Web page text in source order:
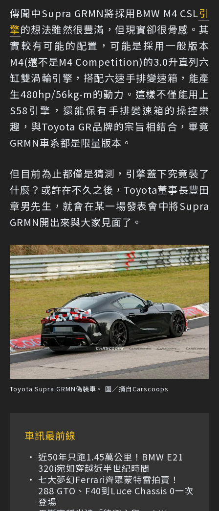
傳聞中Supra GRMN將採用BMW M4 CSL引
擎的想法雖然很豐滿，但現實卻很骨感。其
實較有可能的配置，可能是採用一般版本
M4(還不是M4 Competition)的3.0升直列六
缸雙渦輪引擎，搭配六速手排變速箱，能產
生480hp/56kg-m的動力。這樣不僅能用上
S58引擎，還能保有手排變速箱的操控樂
趣，與Toyota GR品牌的宗旨相結合，畢竟
GRMN車系都是限量版本。
但目前為止都僅是猜測，引擎蓋下究竟裝了
什麼？或許在不久之後，Toyota董事長豐田
章男先生，就會在某一場發表會中將Supra
GRMN開出來與大家見面了。
Toyota Supra GRMN偽裝車。 圖／摘自Carscoops
車訊最前線
近50年只跑1.45萬公里！BMW E21
320i宛如穿越近半世紀時間
七大夢幻Ferrari齊聚蒙特雷拍賣！
288 GTO、F40到Luce Chassis 0一次
登場